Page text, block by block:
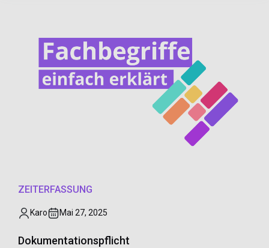
ZEITERFASSUNG
Karo Mai 27, 2025
Dokumentationspflicht